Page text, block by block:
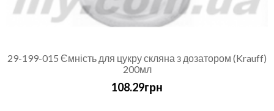
29-199-015 Ємність для цукру скляна з дозатором (Krauff)
200мл
108.29грн